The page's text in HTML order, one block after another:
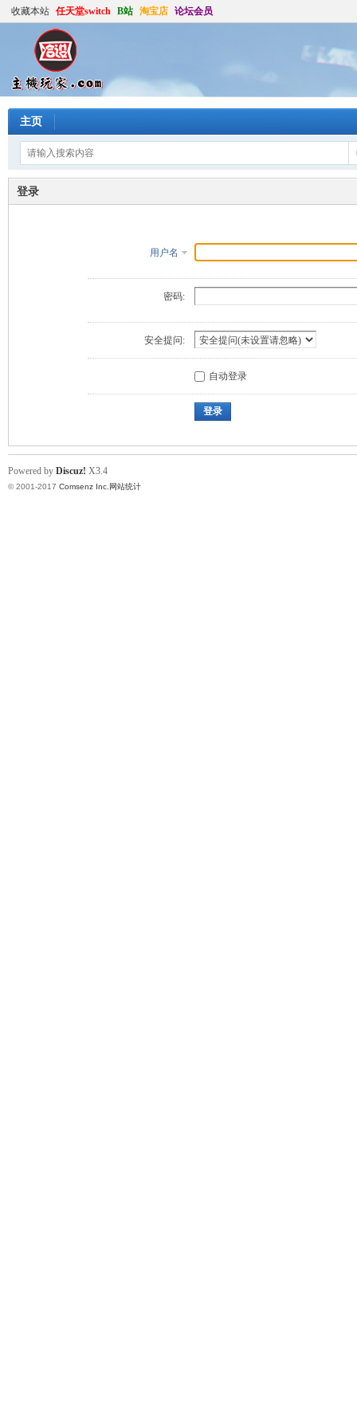
收藏本站 任天堂switch B站 淘宝店 论坛会员
主页
登录
用户名
密码:
安全提问:
自动登录
登录
Powered by Discuz! X3.4
© 2001-2017 Comsenz Inc. 网站统计